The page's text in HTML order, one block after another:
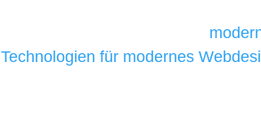
Technologien für modernes